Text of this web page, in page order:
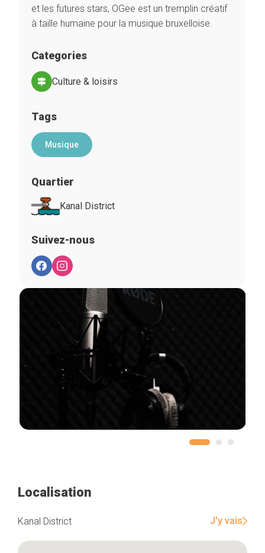
et les futures stars, OGee est un tremplin créatif
à taille humaine pour la musique bruxelloise.
Categories
Culture & loisirs
Tags
Musique
Quartier
Kanal District
Suivez-nous
Localisation
Kanal District J'y vais